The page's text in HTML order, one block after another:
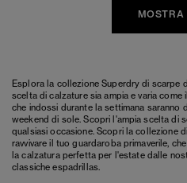
MOSTRA
Esplora la collezione Superdry di scarpe
scelta di calzature sia ampia e varia
che indossi durante la settimana saranno
weekend di sole. Scopri l'ampia scelta di
qualsiasi occasione. Scopri la collezione
ravvivare il tuo guardaroba primaverile,
la calzatura perfetta per l'estate dalle
classiche espadrillas.